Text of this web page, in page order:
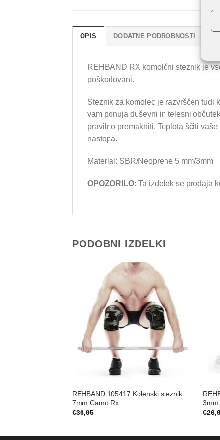
OPIS DODATNE PODROBNOSTI
REHBAND RX komolčni steznik je
poškodovani.
Steznik za komolec je razvrščen tudi
vam ponuja duševni in telesni
pravilno premakniti. Toplota ščiti
nastopa.
Material: SBR/Neoprene 5 mm/3mm
OPOZORILO: Ta izdelek se prodaja
PODOBNI IZDELKI
Add to
Wishlist
REHBAND 105417 Kolenski steznik
7mm Camo Rx
€36,95
3mm
€